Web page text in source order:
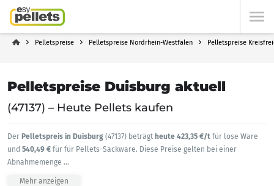
Pelletspreise Pelletspreise Nordrhein-Westfalen Pelletspreise
Pelletspreise Duisburg aktuell
(47137) – Heute Pellets kaufen
Der Pelletspreis in Duisburg (47137) beträgt heute 423,35 €/t für lose Ware
und 540,49 € für für Pellets-Sackware. Diese Preise gelten bei einer
Abnahmemenge ...
Mehr anzeigen